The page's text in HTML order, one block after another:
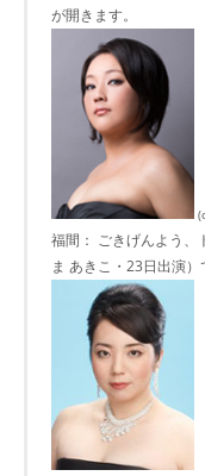
が開きます。
福間： ごきげんよう、
ま あきこ・23日出演）